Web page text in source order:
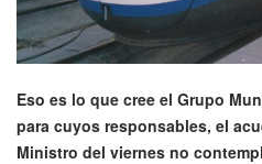
Eso es lo que cree el Grupo
para cuyos responsables, el
Ministro del viernes no